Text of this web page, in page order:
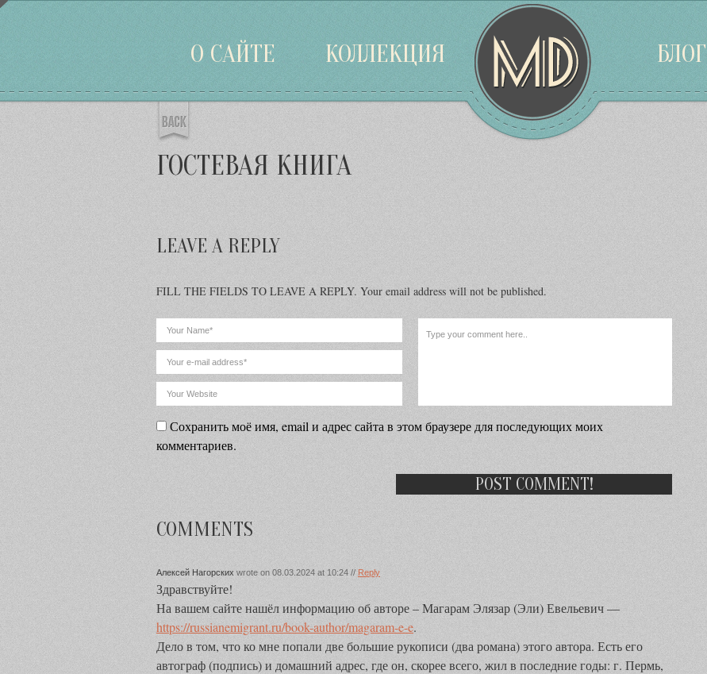
О САЙТЕ КОЛЛЕКЦИЯ БЛОГ
ГОСТЕВАЯ КНИГА
LEAVE A REPLY
FILL THE FIELDS TO LEAVE A REPLY. Your email address will not be published.
Сохранить моё имя, email и адрес сайта в этом браузере для последующих моих
комментариев.
COMMENTS
Алексей Нагорских wrote on 08.03.2024 at 10:24 // Reply
Здравствуйте!
На вашем сайте нашёл информацию об авторе – Магарам Элязар (Эли) Евельевич —
https://russianemigrant.ru/book-author/magaram-e-e.
Дело в том, что ко мне попали две большие рукописи (два романа) этого автора. Есть его
автограф (подпись) и домашний адрес, где он, скорее всего, жил в последние годы: г. Пермь,